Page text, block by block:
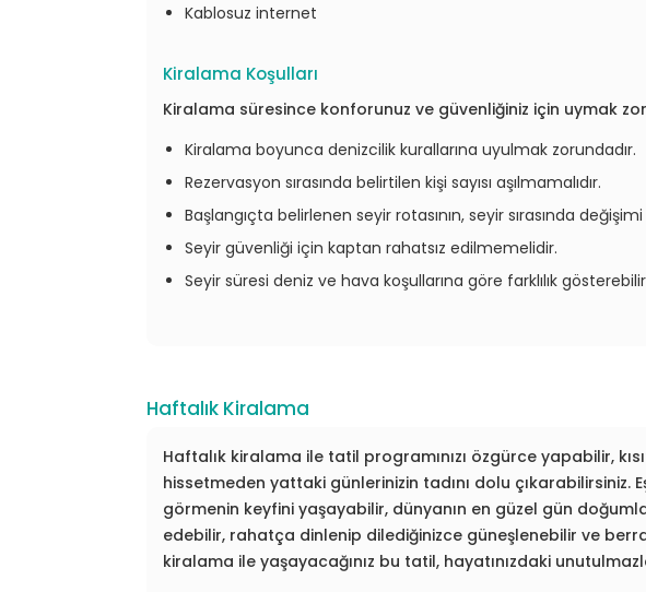
Kablosuz internet
Kiralama Koşulları
Kiralama süresince konforunuz ve güvenliğiniz için uymak
Kiralama boyunca denizcilik kurallarına uyulmak zorundadır.
Rezervasyon sırasında belirtilen kişi sayısı aşılmamalıdır.
Başlangıçta belirlenen seyir rotasının, seyir sırasında
Seyir güvenliği için kaptan rahatsız edilmemelidir.
Seyir süresi deniz ve hava koşullarına göre farklılık
Haftalık Kiralama
Haftalık kiralama ile tatil programınızı özgürce yapabilir,
hissetmeden yattaki günlerinizin tadını dolu çıkarabilirsiniz.
görmenin keyfini yaşayabilir, dünyanın en güzel gün
edebilir, rahatça dinlenip dilediğinizce güneşlenebilir ve
kiralama ile yaşayacağınız bu tatil, hayatınızdaki